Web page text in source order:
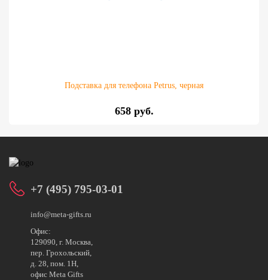
Подставка для телефона Petrus, черная
658 руб.
+7 (495) 795-03-01
info@meta-gifts.ru
Офис:
129090, г. Москва,
пер. Грохольский,
д. 28, пом. 1Н,
офис Meta Gifts